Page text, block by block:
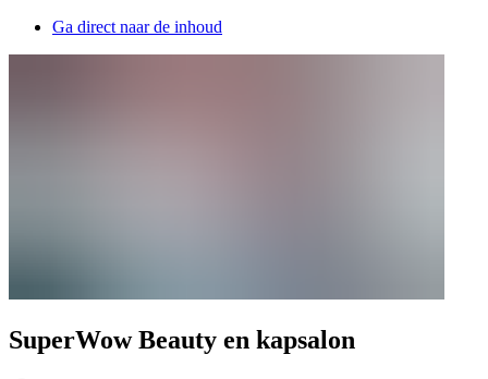
Ga direct naar de inhoud
SuperWow Beauty en kapsalon